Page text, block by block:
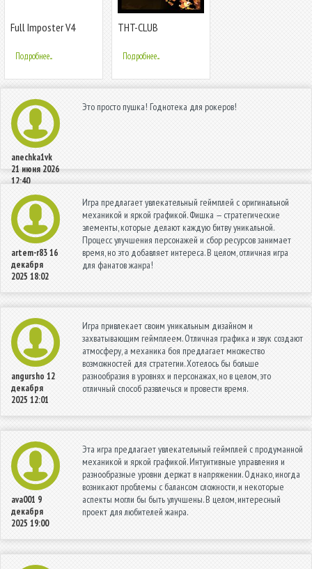
Full Imposter V4
Подробнее...
THT-CLUB
Подробнее...
anechka1vk
21 июня 2026
12:40
Это просто пушка! Годнотека для рокеров!
artem-r8316
декабря
2025 18:02
Игра предлагает увлекательный геймплей с оригинальной
механикой и яркой графикой. Фишка — стратегические
элементы, которые делают каждую битву уникальной.
Процесс улучшения персонажей и сбор ресурсов занимает
время, но это добавляет интереса. В целом, отличная игра
для фанатов жанра!
angursho 12
декабря
2025 12:01
Игра привлекает своим уникальным дизайном и
захватывающим геймплеем. Отличная графика и звук создают
атмосферу, а механика боя предлагает множество
возможностей для стратегии. Хотелось бы больше
разнообразия в уровнях и персонажах, но в целом, это
отличный способ развлечься и провести время.
ava001 9
декабря
2025 19:00
Эта игра предлагает увлекательный геймплей с продуманной
механикой и яркой графикой. Интуитивные управления и
разнообразные уровни держат в напряжении. Однако, иногда
возникают проблемы с балансом сложности, и некоторые
аспекты могли бы быть улучшены. В целом, интересный
проект для любителей жанра.